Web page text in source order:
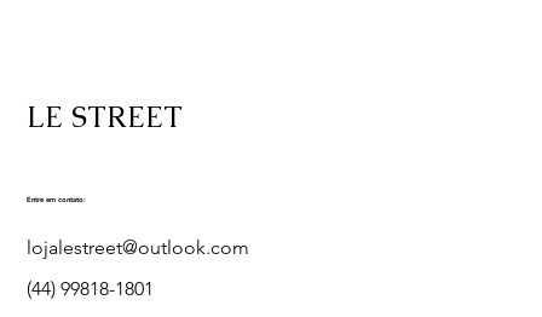
LE STREET
Entre em contato:
lojalestreet@outlook.com
(44) 99818-1801